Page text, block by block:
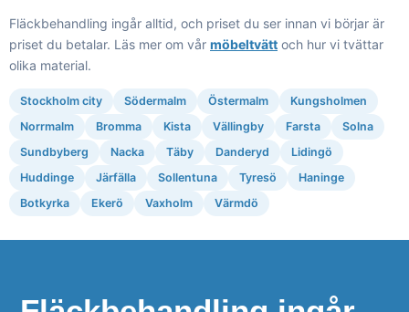
Fläckbehandling ingår alltid, och priset du ser innan vi börjar är
priset du betalar. Läs mer om vår möbeltvätt och hur vi tvättar
olika material.
Stockholm city Södermalm Östermalm
Kungsholmen
Norrmalm
Bromma Kista Vällingby Farsta
Solna
Sundbyberg
Nacka Täby Danderyd
Lidingö
Huddinge
Järfälla Sollentuna Tyresö
Haninge
Botkyrka
Ekerö Vaxholm Värmdö